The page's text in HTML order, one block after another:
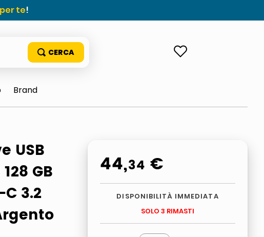
te!
Brand
USB
GB
3.2
44,34 €
DISPONIBILITÀ IMMEDIATA
SOLO 3 RIMASTI